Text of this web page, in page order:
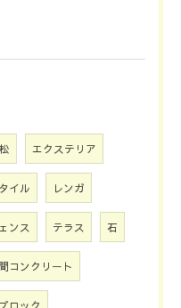
エクステリア
タイル レンガ
ンス テラス 石
コンクリート
ロック